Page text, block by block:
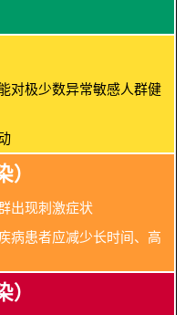
对极少数异常敏感人群健
出现刺激症状
病患者应减少长时间、高